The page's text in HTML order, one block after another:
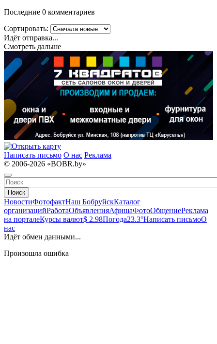
Последние 0 комментариев
Сортировать:
Идёт отправка...
Смотреть дальше
Написать письмо О нас Реклама
© 2006-2026 «BOBR.by»
Поиск
НовостиФотофактНаш БобруйскКаталог
организацийРаботаОбъявленияАфишаФотоОбщениеРеклама
на порталеКурсы валют$ 2.98Погода23.3°Написать письмоО
нас
Идёт обмен данными...
Произошла ошибка